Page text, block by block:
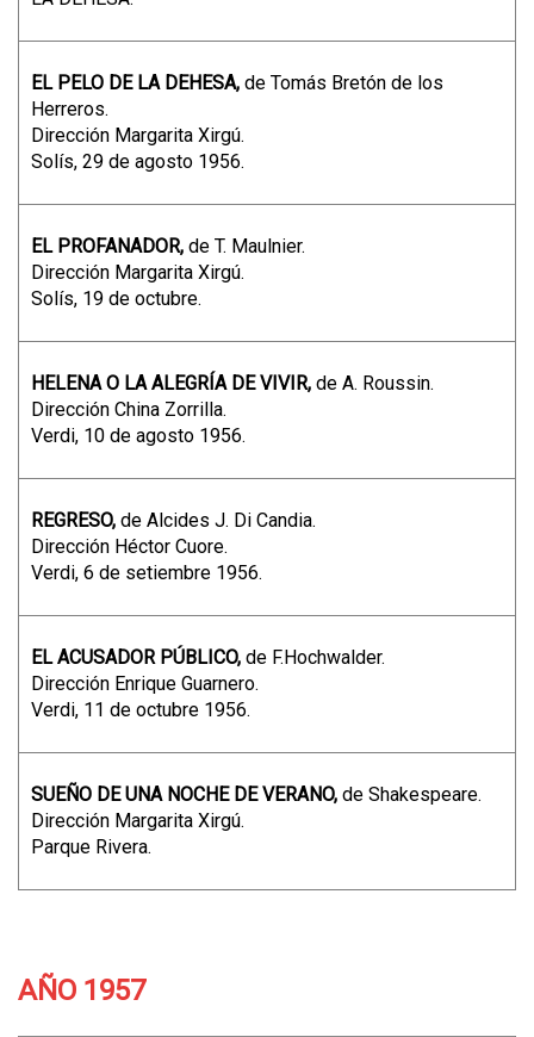
EL PELO DE LA DEHESA, de Tomás Bretón de los
Herreros.
Dirección Margarita Xirgú.
Solís, 29 de agosto 1956.
EL PROFANADOR, de T. Maulnier.
Dirección Margarita Xirgú.
Solís, 19 de octubre.
HELENA O LA ALEGRÍA DE VIVIR, de A. Roussin.
Dirección China Zorrilla.
Verdi, 10 de agosto 1956.
REGRESO, de Alcides J. Di Candia.
Dirección Héctor Cuore.
Verdi, 6 de setiembre 1956.
EL ACUSADOR PÚBLICO, de F.Hochwalder.
Dirección Enrique Guarnero.
Verdi, 11 de octubre 1956.
SUEÑO DE UNA NOCHE DE VERANO, de Shakespeare.
Dirección Margarita Xirgú.
Parque Rivera.
AÑO 1957